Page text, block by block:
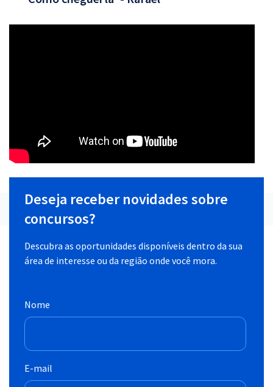
Deseja receber novidades sobre
concursos?
Descubra as oportunidades disponíveis dentro da sua
área de interesse ou da região onde você mora.
Nome
E-mail